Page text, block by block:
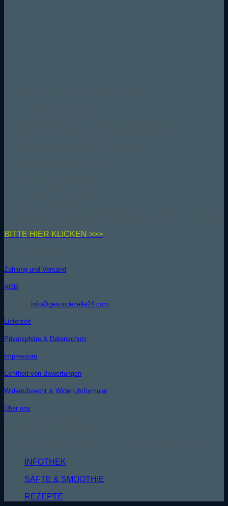
BITTE HIER KLICKEN >>>
Zahlung und Versand
AGB
info@gesundezelle24.com
Lieferzeit
Privatsphäre & Datenschutz
Impressum
Echtheit von Bewertungen
Widerrufsrecht & Widerrufsformular
Über uns
INFOTHEK
SÄFTE & SMOOTHIE
REZEPTE